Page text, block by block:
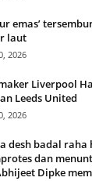
emas’
laut
2026
Liverpool
Leeds United
2026
desh badal raha
dan
Dipke